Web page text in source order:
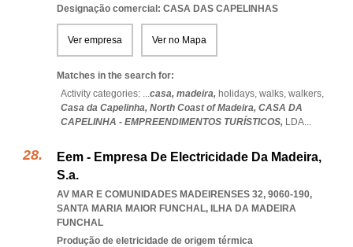
Designação comercial: CASA DAS CAPELINHAS
Ver empresa Ver no Mapa
Matches in the search for:
Activity categories: ...casa, madeira, holidays, walks, walkers,
Casa da Capelinha, North Coast of Madeira, CASA DA
CAPELINHA - EMPREENDIMENTOS TURÍSTICOS, LDA...
Eem - Empresa De Electricidade Da Madeira,
S.a.
AV MAR E COMUNIDADES MADEIRENSES 32, 9060-190,
SANTA MARIA MAIOR FUNCHAL, ILHA DA MADEIRA
FUNCHAL
Produção de eletricidade de origem térmica